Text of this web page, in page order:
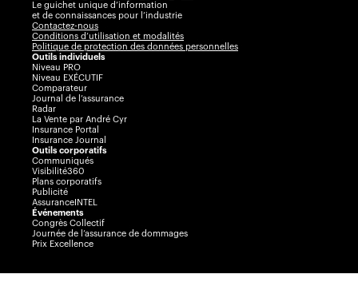
Le guichet unique d’information
et de connaissances pour l’industrie
Contactez-nous
Conditions d’utilisation et modalités
Politique de protection des données personnelles
Outils individuels
Niveau PRO
Niveau EXÉCUTIF
Comparateur
Journal de l’assurance
Radar
La Vente par André Cyr
Insurance Portal
Insurance Journal
Outils corporatifs
Communiqués
Visibilité360
Plans corporatifs
Publicité
AssuranceINTEL
Événements
Congrès Collectif
Journée de l’assurance de dommages
Prix Excellence